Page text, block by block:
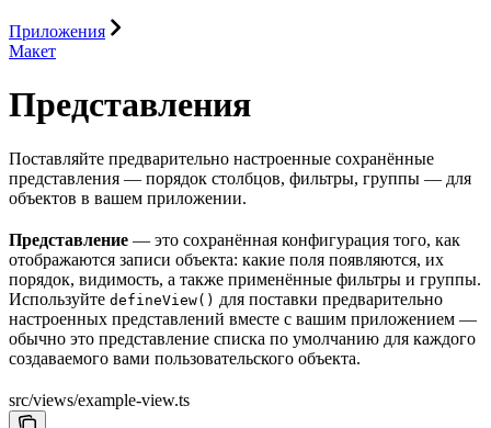
Приложения
Макет
Представления
Поставляйте предварительно настроенные сохранённые
представления — порядок столбцов, фильтры, группы — для
объектов в вашем приложении.
Представление — это сохранённая конфигурация того, как
отображаются записи объекта: какие поля появляются, их
порядок, видимость, а также применённые фильтры и группы.
Используйте defineView() для поставки предварительно
настроенных представлений вместе с вашим приложением —
обычно это представление списка по умолчанию для каждого
создаваемого вами пользовательского объекта.
src/views/example-view.ts